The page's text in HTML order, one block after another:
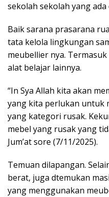
sekolah sekolah yang
Baik sarana prasarana
tata kelola lingkungan
meubellier nya.
alat belajar lainnya.
“In Sya Allah kita akan
yang kita perlukan untuk
yang kategori rusak.
mebel yang rusak yang
Jum’at sore (7/11/2025).
Temuan dilapangan.
berat, juga dtemukan
yang menggunakan